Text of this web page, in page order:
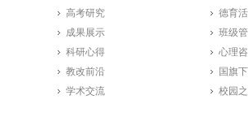
高考研究
成果展示
科研心得
教改前沿
学术交流
德育
班级
心理
国旗
校园